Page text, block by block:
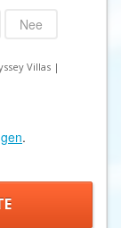
Nee
Villas |
.